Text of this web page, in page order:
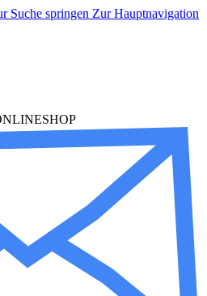
Suche springen Zur Hauptnavigation